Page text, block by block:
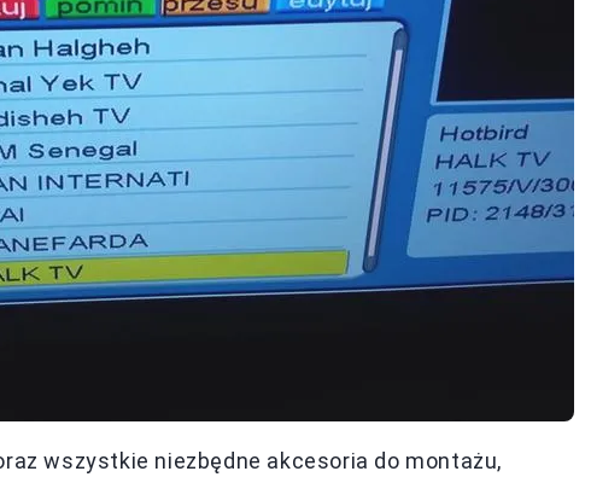
wszystkie niezbędne akcesoria do montażu,